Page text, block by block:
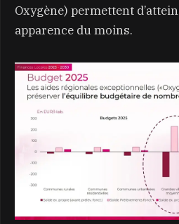
Oxygène) permettent
apparence du moins.